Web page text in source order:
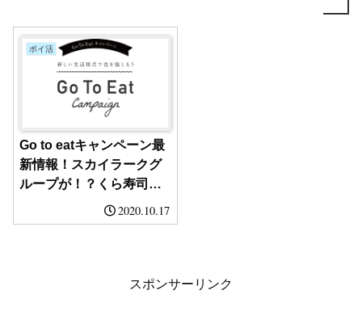
ポイ活
Go to eatキャンペーン最
新情報！スカイラークグ
ループが！？くら寿司
2020.10.17
スポンサーリンク